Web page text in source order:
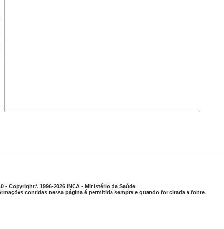
- Copyright© 1996-2026 INCA - Ministério da Saúde
contidas nessa página é permitida sempre e quando for citada a fonte.